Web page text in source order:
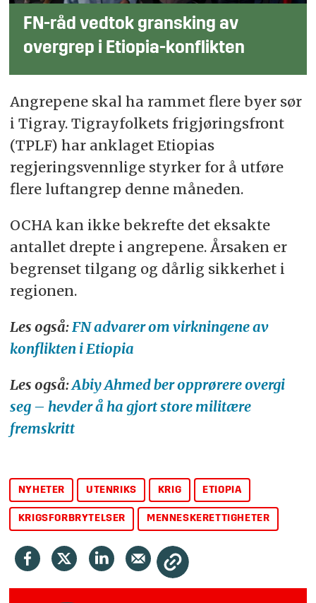
FN-råd vedtok gransking av
overgrep i Etiopia-konflikten
Angrepene skal ha rammet flere byer sør
i Tigray. Tigrayfolkets frigjøringsfront
(TPLF) har anklaget Etiopias
regjeringsvennlige styrker for å utføre
flere luftangrep denne måneden.
OCHA kan ikke bekrefte det eksakte
antallet drepte i angrepene. Årsaken er
begrenset tilgang og dårlig sikkerhet i
regionen.
Les også:FN advarer om virkningene av
konflikten i Etiopia
Les også:Abiy Ahmed ber opprørere overgi
seg – hevder å ha gjort store militære
fremskritt
NYHETER UTENRIKS KRIG ETIOPIA
KRIGSFORBRYTELSER MENNESKERETTIGHETER